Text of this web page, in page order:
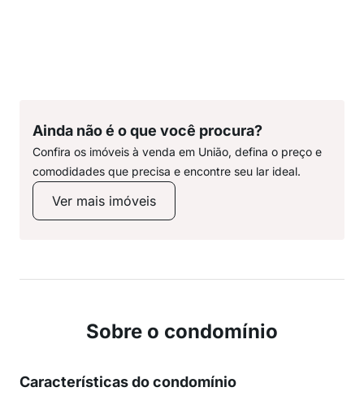
Ainda não é o que você procura?
Confira os imóveis à venda em União, defina o preço e
comodidades que precisa e encontre seu lar ideal.
Ver mais imóveis
Sobre o condomínio
Características do condomínio